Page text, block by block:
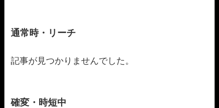
通常時・リーチ
記事が見つかりませんでした。
確変・時短中